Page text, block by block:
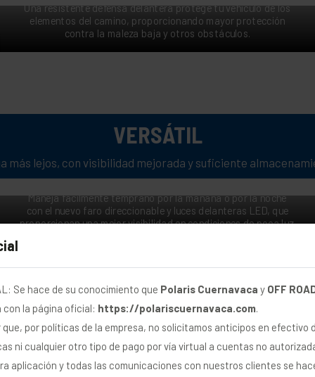
Una resistente defensa delantera protege tu vehículo de los
elementos del camino, proporcionando mayor protección
contra la maleza baja y otros obstáculos.
VERSÁTIL
más lejos, con visibilidad mejorada y suficiente
ILUMINA EL CAMINO
Maneja fácilmente temprano por la mañana o por la noche
con el nuevo faro direccionable y luces delanteras LED, que
proporcionan una mejor visibilidad en condiciones de poca luz.
COTIZAR
Uso de Cookies
Utilizamos cookies y tecnologías similares para personalizar y
mejorar su navegación, analizar visitas y transmitir publicidad.
Se hace de su conocimiento que Polaris Cuernavaca y OFF
la página oficial: https://polariscuernavaca.com.
por políticas de la empresa, no solicitamos anticipos en efectivo
ni cualquier otro tipo de pago por vía virtual a cuentas no
aplicación y todas las comunicaciones con nuestros clientes se